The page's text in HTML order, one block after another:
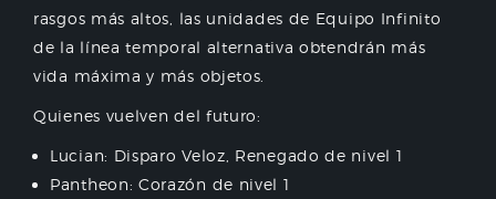
rasgos más altos, las unidades de Equipo Infinito
de la línea temporal alternativa obtendrán más
vida máxima y más objetos.
Quienes vuelven del futuro:
Lucian: Disparo Veloz, Renegado de nivel 1
Pantheon: Corazón de nivel 1